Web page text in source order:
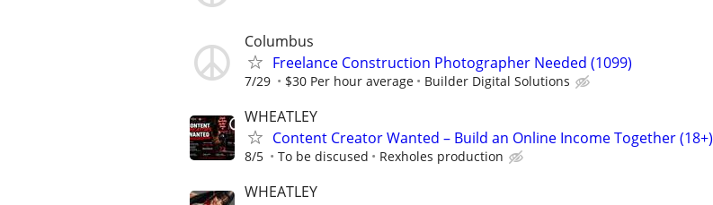
Columbus
Freelance Construction Photographer Needed (1099)
7/29 $30 Per hour average Builder Digital Solutions
WHEATLEY
Content Creator Wanted – Build an Online Income Together (18+)
8/5 To be discused Rexholes production
WHEATLEY